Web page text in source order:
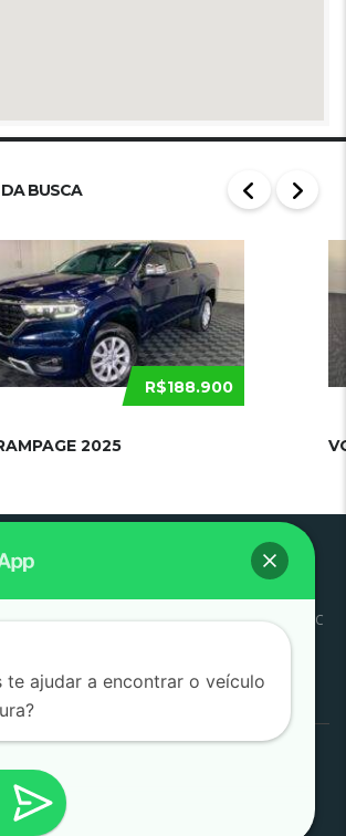
BUSCA
R$188.900
2025
Litoral
Conosco
SAC
por:
(SJC) |
te ajudar a encontrar o veículo